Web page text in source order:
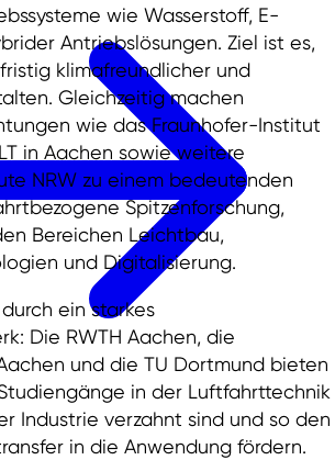
wie Wasserstoff, E-
Antriebslösungen. Ziel ist es,
klimafreundlicher und
Gleichzeitig machen
wie das Fraunhofer-Institut
in Aachen sowie weitere
NRW zu einem bedeutenden
Spitzenforschung,
Bereichen Leichtbau,
und Digitalisierung.
ein starkes
Die RWTH Aachen, die
und die TU Dortmund bieten
in der Luftfahrttechnik
Industrie verzahnt sind und so den
in die Anwendung fördern.